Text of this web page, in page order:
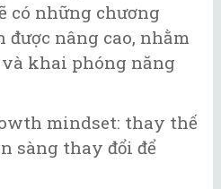
có những chương
nâng cao, nhằm
khai phóng năng
mindset: thay thế
sàng thay đổi để